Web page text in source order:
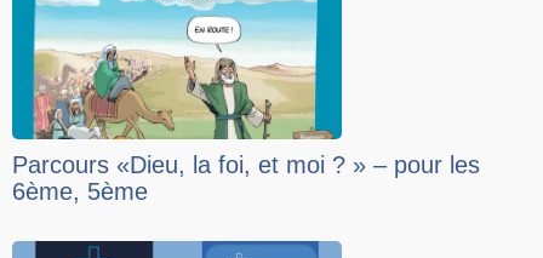
Parcours «Dieu, la foi, et moi ? » – pour les
6ème, 5ème